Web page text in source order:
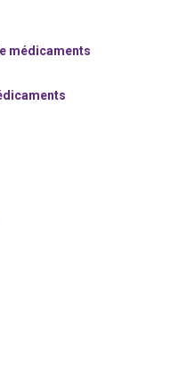
médicaments